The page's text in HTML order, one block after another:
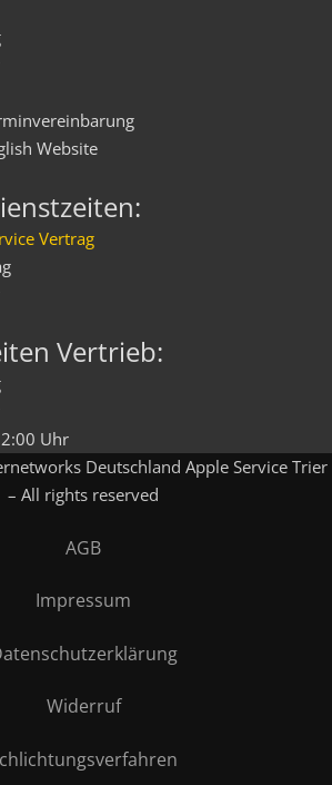
Website
Vertrag
Vertrieb:
Uhr
Deutschland Apple Service Trier
– All rights reserved
AGB
Impressum
Widerruf